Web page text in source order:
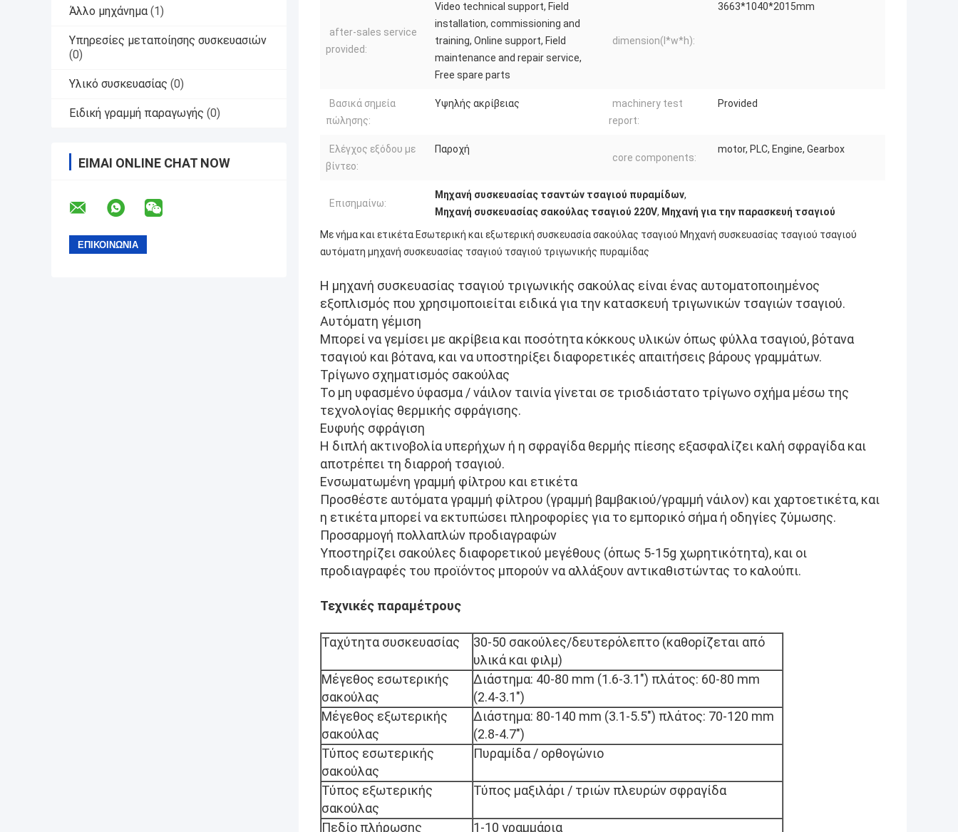
Άλλο μηχάνημα (1)
Υπηρεσίες μεταποίησης συσκευασιών
(0)
Υλικό συσκευασίας (0)
Ειδική γραμμή παραγωγής (0)
ΕΊΜΑΙ ONLINE CHAT NOW
after-sales service
provided:
Video technical support, Field
installation, commissioning and
training, Online support, Field
maintenance and repair service,
Free spare parts
dimension(l*w*h):
3663*1040*2015mm
Βασικά σημεία
πώλησης:
Υψηλής ακρίβειας
machinery test
report:
Provided
Ελέγχος εξόδου με
βίντεο:
Παροχή
core components:
motor, PLC, Engine, Gearbox
Επισημαίνω:
Μηχανή συσκευασίας τσαντών τσαγιού πυραμίδων,
Μηχανή συσκευασίας σακούλας τσαγιού 220V, Μηχανή για την παρασκευή τσαγιού
Με νήμα και ετικέτα Εσωτερική και εξωτερική συσκευασία σακούλας τσαγιού Μηχανή συσκευασίας τσαγιού τσαγιού
αυτόματη μηχανή συσκευασίας τσαγιού τσαγιού τριγωνικής πυραμίδας
Η μηχανή συσκευασίας τσαγιού τριγωνικής σακούλας είναι ένας αυτοματοποιημένος
εξοπλισμός που χρησιμοποιείται ειδικά για την κατασκευή τριγωνικών τσαγιών τσαγιού.
Αυτόματη γέμιση
Μπορεί να γεμίσει με ακρίβεια και ποσότητα κόκκους υλικών όπως φύλλα τσαγιού, βότανα
τσαγιού και βότανα, και να υποστηρίξει διαφορετικές απαιτήσεις βάρους γραμμάτων.
Τρίγωνο σχηματισμός σακούλας
Το μη υφασμένο ύφασμα / νάιλον ταινία γίνεται σε τρισδιάστατο τρίγωνο σχήμα μέσω της
τεχνολογίας θερμικής σφράγισης.
Ευφυής σφράγιση
Η διπλή ακτινοβολία υπερήχων ή η σφραγίδα θερμής πίεσης εξασφαλίζει καλή σφραγίδα και
αποτρέπει τη διαρροή τσαγιού.
Ενσωματωμένη γραμμή φίλτρου και ετικέτα
Προσθέστε αυτόματα γραμμή φίλτρου (γραμμή βαμβακιού/γραμμή νάιλον) και χαρτοετικέτα, και
η ετικέτα μπορεί να εκτυπώσει πληροφορίες για το εμπορικό σήμα ή οδηγίες ζύμωσης.
Προσαρμογή πολλαπλών προδιαγραφών
Υποστηρίζει σακούλες διαφορετικού μεγέθους (όπως 5-15g χωρητικότητα), και οι
προδιαγραφές του προϊόντος μπορούν να αλλάξουν αντικαθιστώντας το καλούπι.
Τεχνικές παραμέτρους
Ταχύτητα συσκευασίας
30-50 σακούλες/δευτερόλεπτο (καθορίζεται από
υλικά και φιλμ)
Μέγεθος εσωτερικής
σακούλας
Διάστημα: 40-80 mm (1.6-3.1") πλάτος: 60-80 mm
(2.4-3.1")
Μέγεθος εξωτερικής
σακούλας
Διάστημα: 80-140 mm (3.1-5.5") πλάτος: 70-120 mm
(2.8-4.7")
Τύπος εσωτερικής
σακούλας
Πυραμίδα / ορθογώνιο
Τύπος εξωτερικής
σακούλας
Τύπος μαξιλάρι / τριών πλευρών σφραγίδα
Πεδίο πλήρωσης
1-10 γραμμάρια